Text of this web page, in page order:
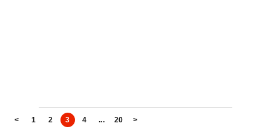
< 1 2 3 4 ... 20 >